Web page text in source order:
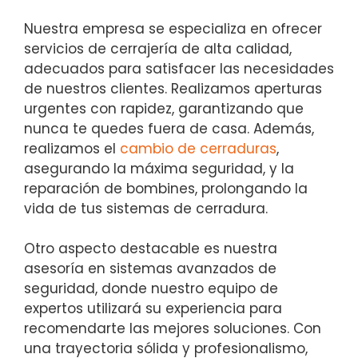
Nuestra empresa se especializa en ofrecer
servicios de cerrajería de alta calidad,
adecuados para satisfacer las necesidades
de nuestros clientes. Realizamos aperturas
urgentes con rapidez, garantizando que
nunca te quedes fuera de casa. Además,
realizamos el cambio de cerraduras,
asegurando la máxima seguridad, y la
reparación de bombines, prolongando la
vida de tus sistemas de cerradura.
Otro aspecto destacable es nuestra
asesoría en sistemas avanzados de
seguridad, donde nuestro equipo de
expertos utilizará su experiencia para
recomendarte las mejores soluciones. Con
una trayectoria sólida y profesionalismo,